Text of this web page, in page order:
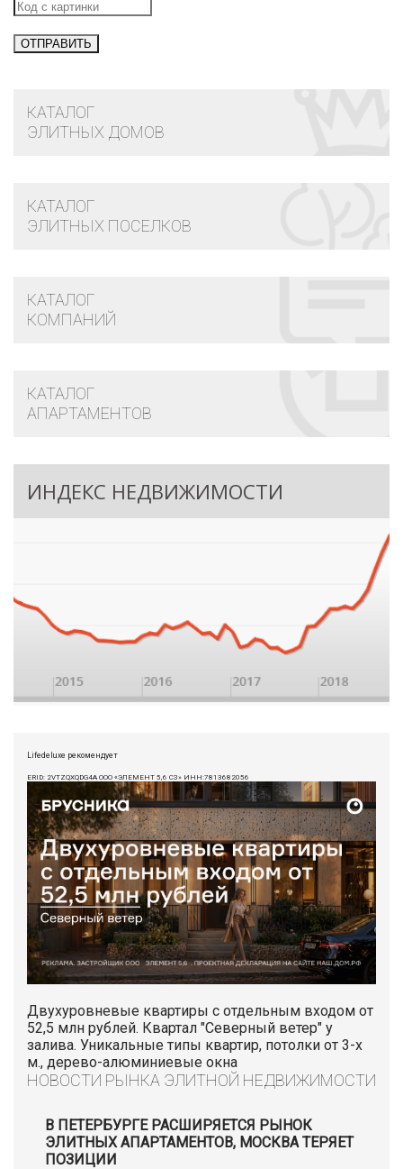
КАТАЛОГ
ЭЛИТНЫХ ДОМОВ
КАТАЛОГ
ЭЛИТНЫХ ПОСЕЛКОВ
КАТАЛОГ
КОМПАНИЙ
КАТАЛОГ
АПАРТАМЕНТОВ
ИНДЕКС НЕДВИЖИМОСТИ
Lifedeluxe рекомендует
ERID: 2VTZQXQDG4A ООО «ЭЛЕМЕНТ 5,6 СЗ» ИНН:7813682056
Двухуровневые квартиры с отдельным входом от
52,5 млн рублей. Квартал "Северный ветер" у
залива. Уникальные типы квартир, потолки от 3-х
м., дерево-алюминиевые окна
НОВОСТИ РЫНКА ЭЛИТНОЙ НЕДВИЖИМОСТИ
В ПЕТЕРБУРГЕ РАСШИРЯЕТСЯ РЫНОК
ЭЛИТНЫХ АПАРТАМЕНТОВ, МОСКВА ТЕРЯЕТ
ПОЗИЦИИ